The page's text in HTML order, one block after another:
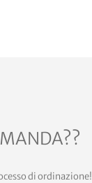
di ordinazione!